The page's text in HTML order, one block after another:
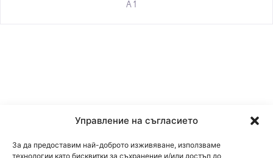
Управление на съгласието
За да предоставим най-доброто изживяване, използваме
технологии като бисквитки за съхранение и/или достъп до
A 1